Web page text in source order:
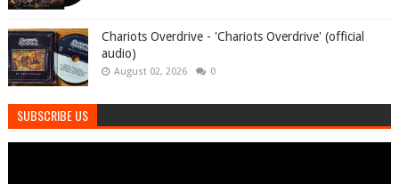
Chariots Overdrive - 'Chariots Overdrive' (official
audio)
August 02, 2026 0
SUBSCRIBE US